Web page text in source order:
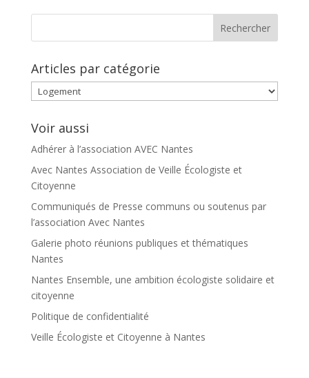
Articles par catégorie
Articles
par
Voir aussi
Adhérer à l’association AVEC Nantes
Avec Nantes Association de Veille Écologiste et
Citoyenne
Communiqués de Presse communs ou soutenus par
l’association Avec Nantes
Galerie photo réunions publiques et thématiques
Nantes
Nantes Ensemble, une ambition écologiste solidaire et
citoyenne
Politique de confidentialité
Veille Écologiste et Citoyenne à Nantes